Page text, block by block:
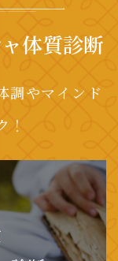
体質診断
調やマインド
！